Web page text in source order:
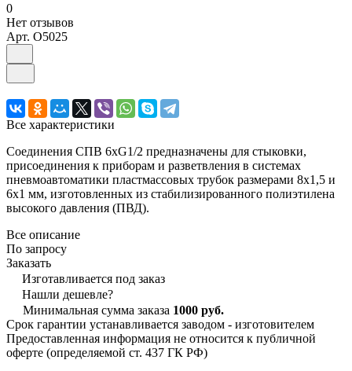
0
Нет отзывов
Арт. O5025
Все характеристики
Соединения СПВ 6хG1/2 предназначены для стыковки,
присоединения к приборам и разветвления в системах
пневмоавтоматики пластмассовых трубок размерами 8х1,5 и
6х1 мм, изготовленных из стабилизированного полиэтилена
высокого давления (ПВД).
Все описание
По запросу
Заказать
Изготавливается под заказ
Нашли дешевле?
Минимальная сумма заказа 1000 руб.
Срок гарантии устанавливается заводом - изготовителем
Предоставленная информация не относится к публичной
оферте (определяемой ст. 437 ГК РФ)